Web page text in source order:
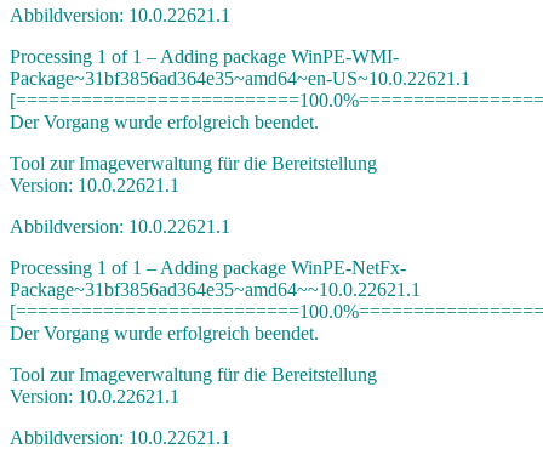
Abbildversion: 10.0.22621.1
Processing 1 of 1 – Adding package WinPE-WMI-
Package~31bf3856ad364e35~amd64~en-US~10.0.22621.1
Der Vorgang wurde erfolgreich beendet.
Tool zur Imageverwaltung für die Bereitstellung
Version: 10.0.22621.1
Abbildversion: 10.0.22621.1
Processing 1 of 1 – Adding package WinPE-NetFx-
Package~31bf3856ad364e35~amd64~~10.0.22621.1
Der Vorgang wurde erfolgreich beendet.
Tool zur Imageverwaltung für die Bereitstellung
Version: 10.0.22621.1
Abbildversion: 10.0.22621.1